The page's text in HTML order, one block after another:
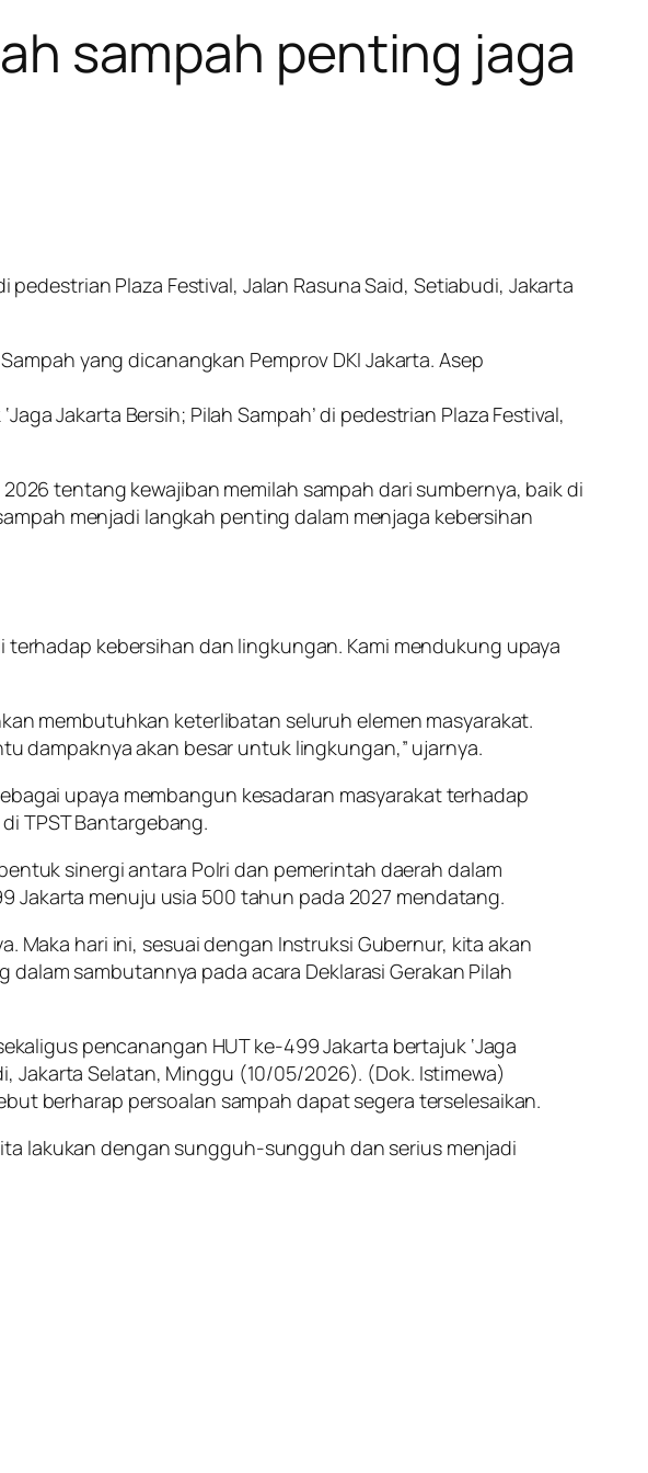
sampah penting jaga
Plaza Festival, Jalan Rasuna Said, Setiabudi, Jakarta
yang dicanangkan Pemprov DKI Jakarta. Asep
Jakarta Bersih; Pilah Sampah’ di pedestrian Plaza Festival,
tentang kewajiban memilah sampah dari sumbernya, baik di
menjadi langkah penting dalam menjaga kebersihan
kebersihan dan lingkungan. Kami mendukung upaya
membutuhkan keterlibatan seluruh elemen masyarakat.
dampaknya akan besar untuk lingkungan,” ujarnya.
upaya membangun kesadaran masyarakat terhadap
TPST Bantargebang.
sinergi antara Polri dan pemerintah daerah dalam
Jakarta menuju usia 500 tahun pada 2027 mendatang.
Maka hari ini, sesuai dengan Instruksi Gubernur, kita akan
sambutannya pada acara Deklarasi Gerakan Pilah
pencanangan HUT ke-499 Jakarta bertajuk ‘Jaga
Jakarta Selatan, Minggu (10/05/2026). (Dok. Istimewa)
berharap persoalan sampah dapat segera terselesaikan.
lakukan dengan sungguh-sungguh dan serius menjadi